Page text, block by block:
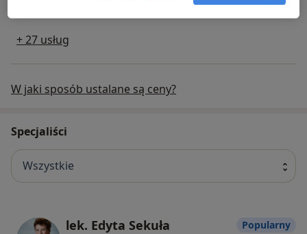
+ 27 usług
W jaki sposób ustalane są ceny?
Specjaliści
Wszystkie
lek. Edyta Sekuła Popularny